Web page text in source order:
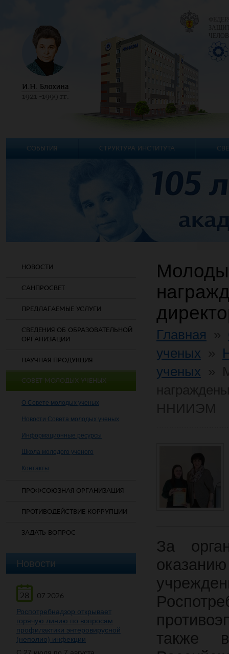
НОВОСТИ
САНПРОСВЕТ
ПРЕДЛАГАЕМЫЕ УСЛУГИ
СВЕДЕНИЯ ОБ ОБРАЗОВАТЕЛЬНОЙ
ОРГАНИЗАЦИИ
НАУЧНАЯ ПРОДУКЦИЯ
СОВЕТ МОЛОДЫХ УЧЕНЫХ
О Совете молодых ученых
Новости Совета молодых ученых
Информационные ресурсы
Школа молодого ученого
Контакты
ПРОФСОЮЗНАЯ ОРГАНИЗАЦИЯ
ПРОТИВОДЕЙСТВИЕ КОРРУПЦИИ
ЗАДАТЬ ВОПРОС
Новости
28
07.2026
Роспотребнадзор открывает
горячую линию по вопросам
профилактики энтеровирусной
(неполио) инфекции
Главная
ученых
ученых
За
также
СОБЫТИЯ СТРУКТУРА ИНСТИТУТА